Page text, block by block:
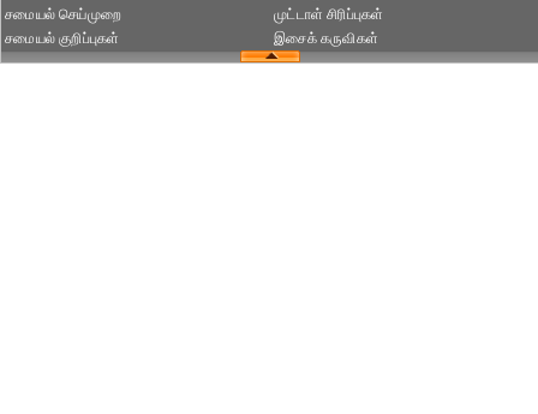
சமையல் செய்முறை
சமையல் குறிப்புகள்
முட்டாள் சிரிப்புகள்
இசைக் கருவிகள்